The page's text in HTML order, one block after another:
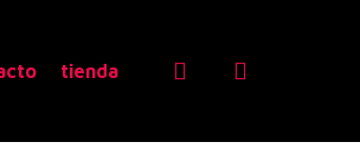
tienda search